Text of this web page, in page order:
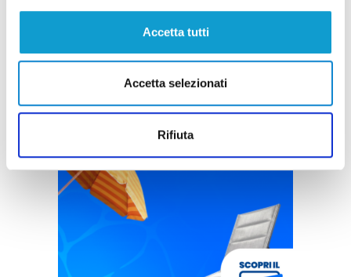
Accetta tutti
Accetta selezionati
Rifiuta